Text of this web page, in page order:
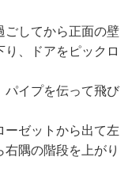
ごしてから正面の壁
、ドアをピックロ
パイプを伝って飛び
ーゼットから出て左
隅の階段を上がり